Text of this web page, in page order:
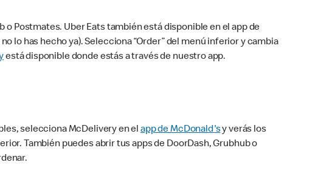
Postmates. Uber Eats también está disponible en el app de
lo has hecho ya). Selecciona “Order” del menú inferior y cambia
está disponible donde estás a través de nuestro app.
selecciona McDelivery en elapp de McDonald'sy verás los
También puedes abrir tus apps de DoorDash, Grubhub o